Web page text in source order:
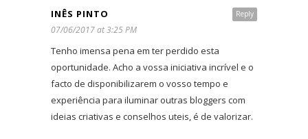
Reply
INÊS PINTO
07/06/2017 at 3:25 PM
Tenho imensa pena em ter perdido esta
oportunidade. Acho a vossa iniciativa incrível e o
facto de disponibilizarem o vosso tempo e
experiência para iluminar outras bloggers com
ideias criativas e conselhos uteis, é de valorizar.